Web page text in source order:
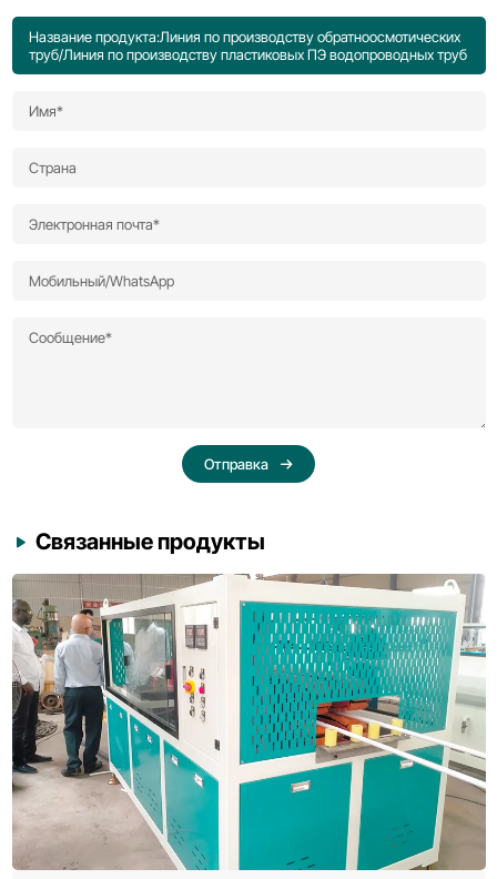
Название продукта:Линия по производству обратноосмотических
труб/Линия по производству пластиковых ПЭ водопроводных труб
Отправка
Связанные продукты